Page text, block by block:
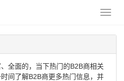
全面的，当下热门的B2B商相关
间了解B2B商更多热门信息，并